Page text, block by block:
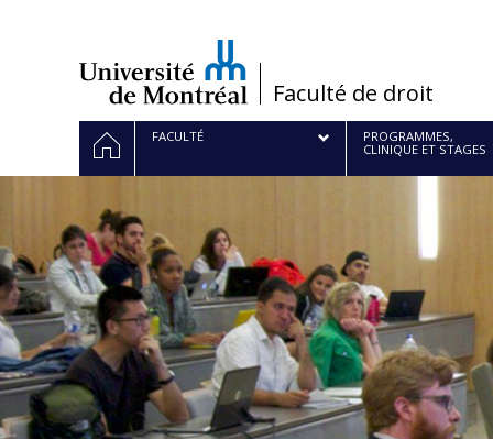
/Faculté de droit
Navigation
principale
ACCUEILFACULTÉ
PROGRAMMES,
CLINIQUE ET STAGES